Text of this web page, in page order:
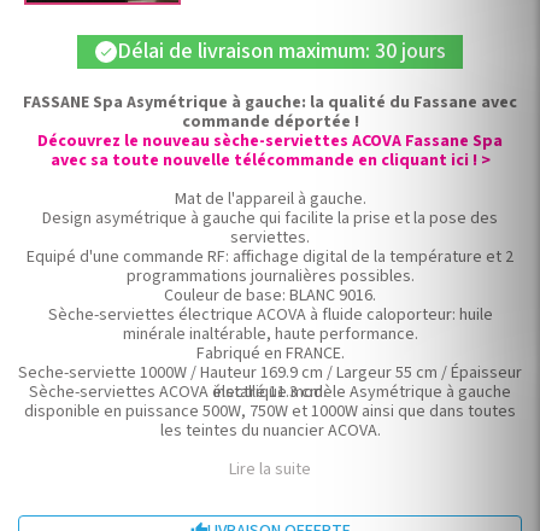
check Délai de livraison maximum: 30 jours
FASSANE Spa Asymétrique à gauche: la qualité du Fassane avec
commande déportée !
Découvrez le nouveau sèche-serviettes ACOVA Fassane Spa
avec sa toute nouvelle télécommande en cliquant ici ! >
Mat de l'appareil à gauche.
Design asymétrique à gauche qui facilite la prise et la pose des
serviettes.
Equipé d'une commande RF: affichage digital de la température et 2
programmations journalières possibles.
Couleur de base: BLANC 9016.
Sèche-serviettes électrique ACOVA à fluide caloporteur: huile
minérale inaltérable, haute performance.
Fabriqué en FRANCE.
Seche-serviette 1000W / Hauteur 169.9 cm / Largeur 55 cm / Épaisseur
installé 11.3 cm.
Sèche-serviettes ACOVA électrique modèle Asymétrique à gauche
disponible en puissance 500W, 750W et 1000W ainsi que dans toutes
les teintes du nuancier ACOVA.
Lire la suite